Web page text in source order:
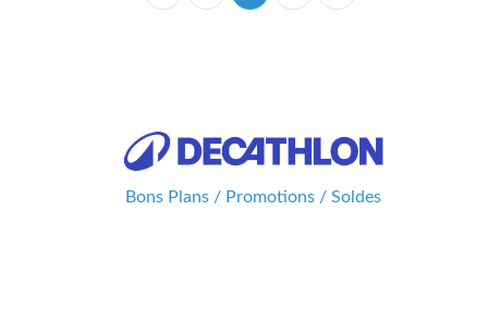
Bons Plans / Promotions / Soldes